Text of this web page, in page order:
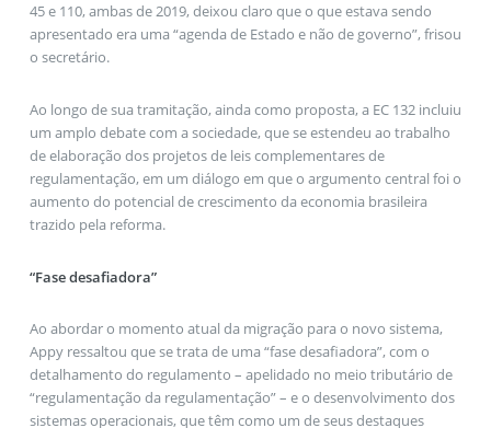
45 e 110, ambas de 2019, deixou claro que o que estava sendo
apresentado era uma “agenda de Estado e não de governo”, frisou
o secretário.
Ao longo de sua tramitação, ainda como proposta, a EC 132 incluiu
um amplo debate com a sociedade, que se estendeu ao trabalho
de elaboração dos projetos de leis complementares de
regulamentação, em um diálogo em que o argumento central foi o
aumento do potencial de crescimento da economia brasileira
trazido pela reforma.
“Fase desafiadora”
Ao abordar o momento atual da migração para o novo sistema,
Appy ressaltou que se trata de uma “fase desafiadora”, com o
detalhamento do regulamento – apelidado no meio tributário de
“regulamentação da regulamentação” – e o desenvolvimento dos
sistemas operacionais, que têm como um de seus destaques